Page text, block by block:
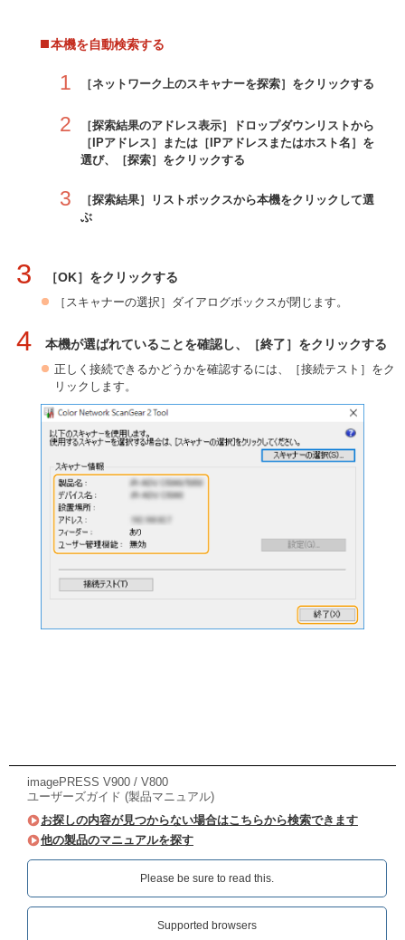
本機を自動検索する
1 ［ネットワーク上のスキャナーを探索］をクリックする
2
［探索結果のアドレス表示］ドロップダウンリストから
［IPアドレス］または［IPアドレスまたはホスト名］を
選び、［探索］をクリックする
3
［探索結果］リストボックスから本機をクリックして選
ぶ
3 ［OK］をクリックする
［スキャナーの選択］ダイアログボックスが閉じます。
4 本機が選ばれていることを確認し、［終了］をクリックする
正しく接続できるかどうかを確認するには、［接続テスト］をク
リックします。
imagePRESS V900 / V800
ユーザーズガイド (製品マニュアル)
お探しの内容が見つからない場合はこちらから検索できます
他の製品のマニュアルを探す
Please be sure to read this.‎
Supported browsers